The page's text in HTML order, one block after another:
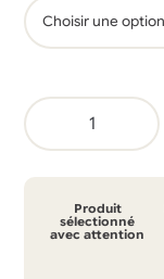
était :
49,99 €.
est :
29,99 €.
quantité
de
water
Produit
sélectionné
avec attention